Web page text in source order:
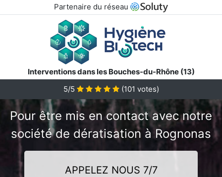
Partenaire du réseau
Interventions dans les Bouches-du-Rhône (13)
5/5
(101 votes)
Pour être mis en contact avec notre
société de dératisation à Rognonas
APPELEZ NOUS 7/7